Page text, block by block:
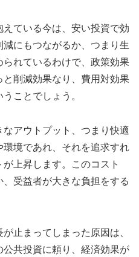
ている今は、安い投資で効
にもつながるか、つまり生
れているわけで、政策効果
削減効果なり、費用対効果
ことでしょう。
アウトプット、つまり快適
境であれ、それを追求すれ
上昇します。このコスト
受益者が大きな負担をする
止まってしまった原因は、
共投資に頼り、経済効果が